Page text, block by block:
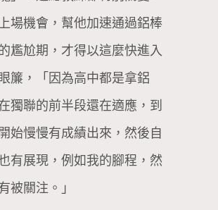
場機會，幫他加速通過鋁棒
尷尬期，才得以這麼快進入
簾，「因為高中都是拿鋁
獨聯的前半段還在適應，到
始慢慢有成績出來，然後自
有展現，例如我的腳程，然
被關注。」